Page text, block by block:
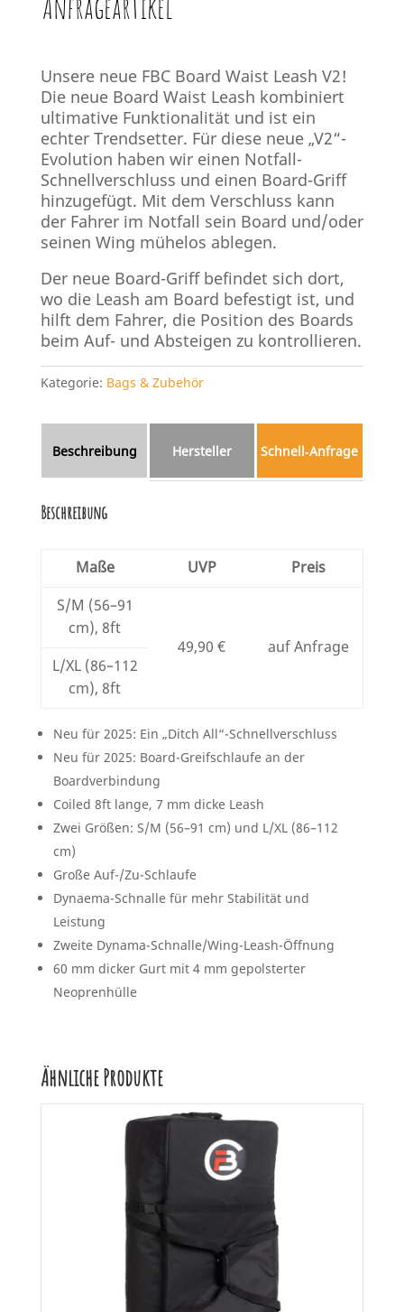
Unsere neue FBC Board Waist Leash V2!
Die neue Board Waist Leash kombiniert
ultimative Funktionalität und ist ein
echter Trendsetter. Für diese neue „V2“-
Evolution haben wir einen Notfall-
Schnellverschluss und einen Board-Griff
hinzugefügt. Mit dem Verschluss kann
der Fahrer im Notfall sein Board und/oder
seinen Wing mühelos ablegen.
Der neue Board-Griff befindet sich dort,
wo die Leash am Board befestigt ist, und
hilft dem Fahrer, die Position des Boards
beim Auf- und Absteigen zu kontrollieren.
Kategorie: Bags & Zubehör
Beschreibung Hersteller Schnell‑Anfrage
Beschreibung
Maße UVP
Preis
S/M (56–91
cm), 8ft
49,90 €
auf Anfrage
L/XL (86–112
cm), 8ft
Neu für 2025: Ein „Ditch All“-Schnellverschluss
Neu für 2025: Board-Greifschlaufe an der
Boardverbindung
Coiled 8ft lange, 7 mm dicke Leash
Zwei Größen: S/M (56–91 cm) und L/XL (86–112
cm)
Große Auf-/Zu-Schlaufe
Dynaema-Schnalle für mehr Stabilität und
Leistung
Zweite Dynama-Schnalle/Wing-Leash-Öffnung
60 mm dicker Gurt mit 4 mm gepolsterter
Neoprenhülle
Ähnliche Produkte